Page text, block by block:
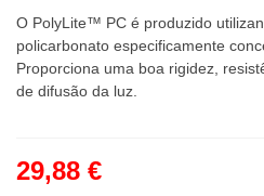
O PolyLite™ PC é produzido
policarbonato especificamente
Proporciona uma boa rigidez,
de difusão da luz.
29,88 €